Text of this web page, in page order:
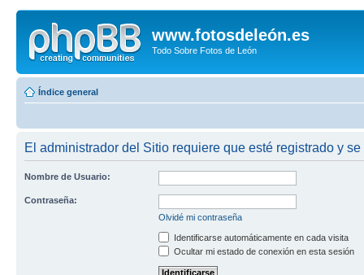
www.fotosdeleón.es
Todo Sobre Fotos de León
Índice general
El administrador del Sitio requiere que esté registrado y
Nombre de Usuario:
Contraseña:
Olvidé mi contraseña
Identificarse automáticamente en cada visita
Ocultar mi estado de conexión en esta sesión